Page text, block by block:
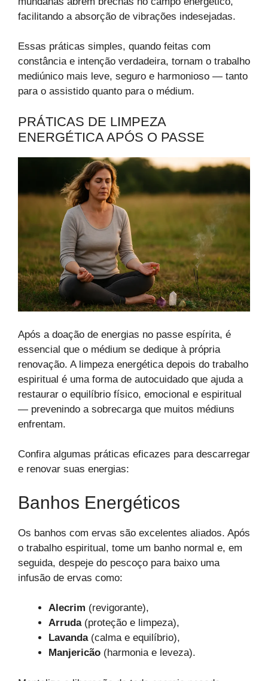
facilitando a absorção de vibrações indesejadas.
Essas práticas simples, quando feitas com
constância e intenção verdadeira, tornam o trabalho
mediúnico mais leve, seguro e harmonioso — tanto
para o assistido quanto para o médium.
PRÁTICAS DE LIMPEZA
ENERGÉTICA APÓS O PASSE
Após a doação de energias no passe espírita, é
essencial que o médium se dedique à própria
renovação. A limpeza energética depois do trabalho
espiritual é uma forma de autocuidado que ajuda a
restaurar o equilíbrio físico, emocional e espiritual
— prevenindo a sobrecarga que muitos médiuns
enfrentam.
Confira algumas práticas eficazes para descarregar
e renovar suas energias:
Banhos Energéticos
Os banhos com ervas são excelentes aliados. Após
o trabalho espiritual, tome um banho normal e, em
seguida, despeje do pescoço para baixo uma
infusão de ervas como:
Alecrim (revigorante),
Arruda(proteção e limpeza),
Lavanda(calma e equilíbrio),
Manjericão (harmonia e leveza).